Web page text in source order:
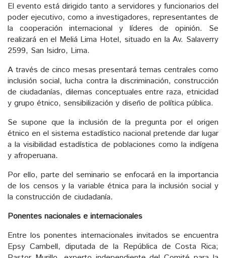
El evento está dirigido tanto a servidores y funcionarios del
poder ejecutivo, como a investigadores, representantes de
la cooperación internacional y líderes de opinión. Se
realizará en el Meliá Lima Hotel, situado en la Av. Salaverry
2599, San Isidro, Lima.
A través de cinco mesas presentará temas centrales como
inclusión social, lucha contra la discriminación, construcción
de ciudadanías, dilemas conceptuales entre raza, etnicidad
y grupo étnico, sensibilización y diseño de política pública.
Se supone que la inclusión de la pregunta por el origen
étnico en el sistema estadístico nacional pretende dar lugar
a la visibilidad estadística de poblaciones como la indígena
y afroperuana.
Por ello, parte del seminario se enfocará en la importancia
de los censos y la variable étnica para la inclusión social y
la construcción de ciudadanía.
Ponentes nacionales e internacionales
Entre los ponentes internacionales invitados se encuentra
Epsy Cambell, diputada de la República de Costa Rica;